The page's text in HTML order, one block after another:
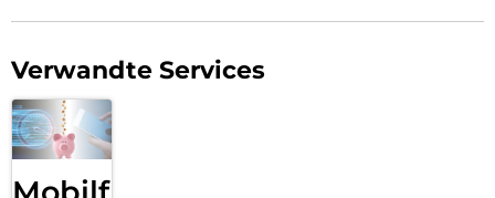
Verwandte Services